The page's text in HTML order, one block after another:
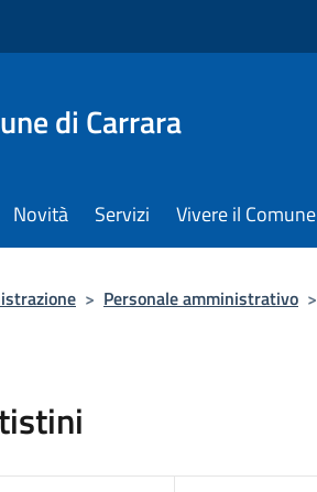
di Carrara
Novità Servizi Vivere il Comune
> Personale amministrativo >